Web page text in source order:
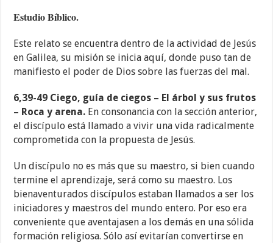
Estudio Bíblico.
Este relato se encuentra dentro de la actividad de Jesús
en Galilea, su misión se inicia aquí, donde puso tan de
manifiesto el poder de Dios sobre las fuerzas del mal.
6,39-49 Ciego, guía de ciegos – El árbol y sus frutos
– Roca y arena. En consonancia con la sección anterior,
el discípulo está llamado a vivir una vida radicalmente
comprometida con la propuesta de Jesús.
Un discípulo no es más que su maestro, si bien cuando
termine el aprendizaje, será como su maestro. Los
bienaventurados discípulos estaban llamados a ser los
iniciadores y maestros del mundo entero. Por eso era
conveniente que aventajasen a los demás en una sólida
formación religiosa. Sólo así evitarían convertirse en